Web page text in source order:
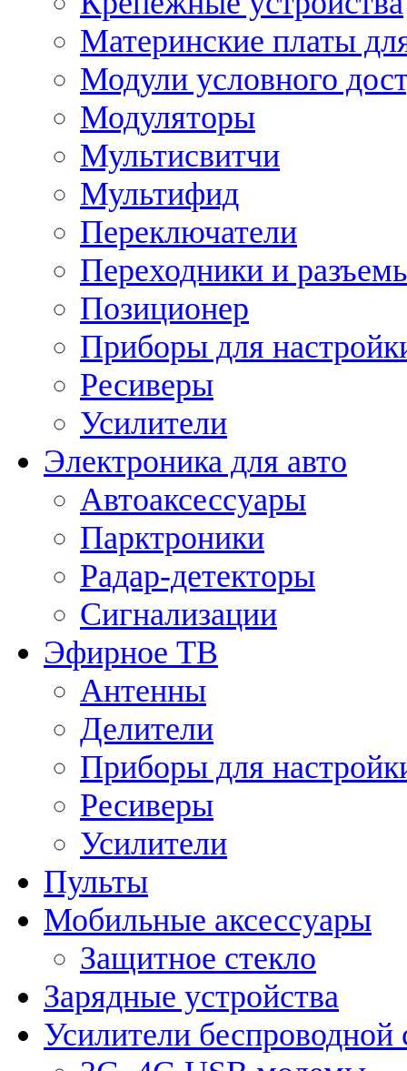
Материнские платы
Модули условного
Модуляторы
Мультисвитчи
Мультифид
Переключатели
Переходники и
Позиционер
Приборы для
Ресиверы
Усилители
Электроника для авто
Автоаксессуары
Парктроники
Радар-детекторы
Сигнализации
Эфирное ТВ
Антенны
Делители
Приборы для
Ресиверы
Усилители
Пульты
Мобильные аксессуары
Защитное стекло
Зарядные устройства
Усилители беспроводной